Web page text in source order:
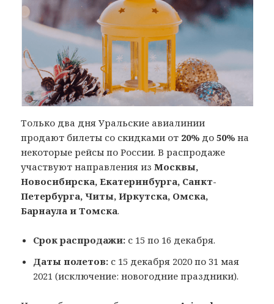
Только два дня Уральские авиалинии
продают билеты со скидками от 20% до50% на
некоторые рейсы по России. В распродаже
участвуют направления изМосквы,
Новосибирска, Екатеринбурга, Санкт-
Петербурга, Читы, Иркутска, Омска,
Барнаула и Томска.
Срок распродажи: с 15 по 16 декабря.
Даты полетов: с 15 декабря 2020 по 31 мая
2021 (исключение: новогодние праздники).